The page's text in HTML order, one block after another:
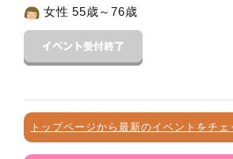
女性 55歳～76歳
トップページから最新のイベントをチ